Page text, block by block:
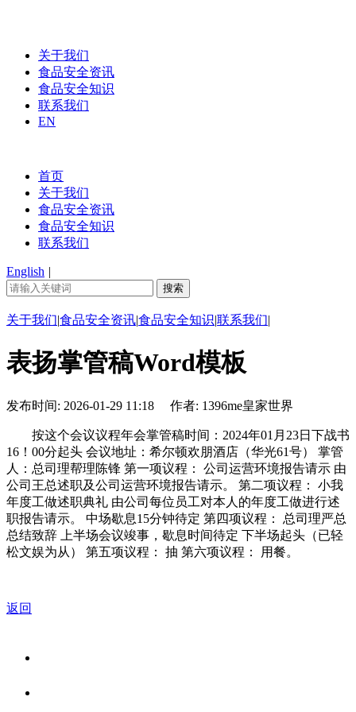
关于我们
食品安全资讯
食品安全知识
联系我们
EN
首页
关于我们
食品安全资讯
食品安全知识
联系我们
English |
关于我们|食品安全资讯|食品安全知识|联系我们|
表扬掌管稿Word模板
发布时间: 2026-01-29 11:18 作者: 1396me皇家世界
按这个会议议程年会掌管稿时间：2024年01月23日下战书
16！00分起头 会议地址：希尔顿欢朋酒店（华光61号） 掌管
人：总司理帮理陈锋 第一项议程： 公司运营环境报告请示 由
公司王总述职及公司运营环境报告请示。 第二项议程： 小我
年度工做述职典礼 由公司每位员工对本人的年度工做进行述
职报告请示。 中场歇息15分钟待定 第四项议程： 总司理严总
总结致辞 上半场会议竣事，歇息时间待定 下半场起头（已轻
松文娱为从） 第五项议程： 抽 第六项议程： 用餐。
返回